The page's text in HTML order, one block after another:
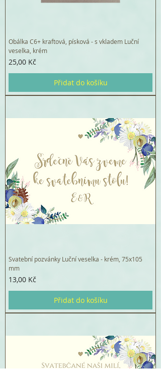
Obálka C6+ kraftová, písková - s vkladem Luční
veselka, krém
Cena
25,00 Kč
Přidat do košíku
Svatební pozvánky Luční veselka - krém, 75x105
mm
Cena
13,00 Kč
Přidat do košíku